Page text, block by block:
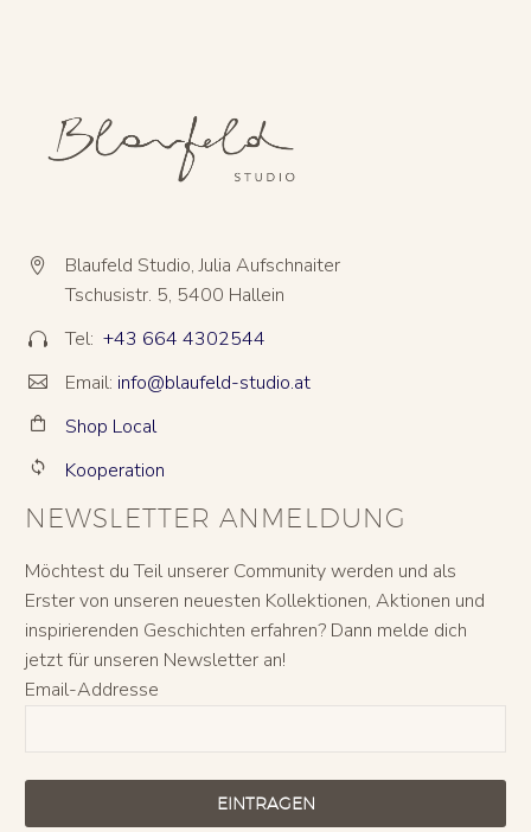


Blaufeld Studio, Julia Aufschnaiter
Tschusistr. 5, 5400 Hallein

 Tel: +43 664 4302544

 Email: info@blaufeld-studio.at

 Shop Local

 Kooperation
NEWSLETTER ANMELDUNG
Möchtest du Teil unserer Community werden und als
Erster von unseren neuesten Kollektionen, Aktionen und
inspirierenden Geschichten erfahren? Dann melde dich
jetzt für unseren Newsletter an!
Email-Addresse
EINTRAGEN